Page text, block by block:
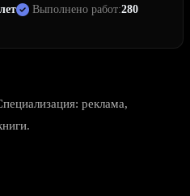
Выполнено работ:280
реклама,